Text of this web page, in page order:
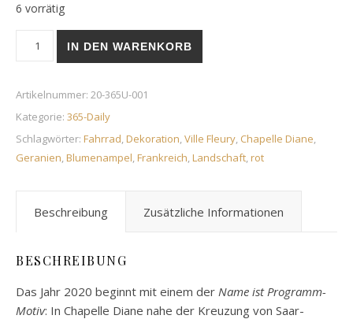
6 vorrätig
Le Vélo Rouge | 1. Januar 2020 Menge
IN DEN WARENKORB
Artikelnummer: 20-365U-001
Kategorie: 365-Daily
Schlagwörter: Fahrrad,Dekoration,Ville Fleury, Chapelle Diane,
Geranien,Blumenampel,Frankreich,Landschaft,rot
Beschreibung Zusätzliche Informationen
BESCHREIBUNG
Das Jahr 2020 beginnt mit einem der Name ist Programm-
Motiv: In Chapelle Diane nahe der Kreuzung von Saar-